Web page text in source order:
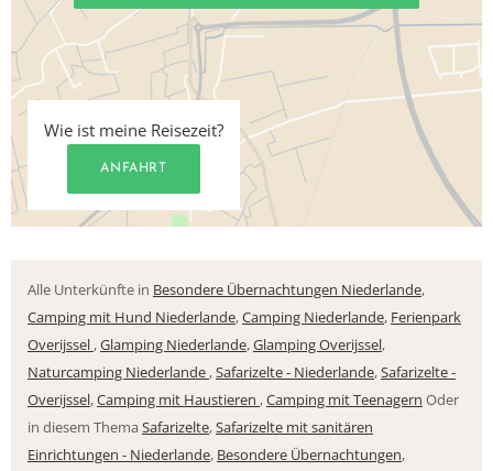
Wie ist meine Reisezeit?
ANFAHRT
Alle Unterkünfte in Besondere Übernachtungen Niederlande,
Camping mit Hund Niederlande,Camping Niederlande, Ferienpark
Overijssel ,Glamping Niederlande,Glamping Overijssel,
Naturcamping Niederlande ,Safarizelte - Niederlande,Safarizelte -
Overijssel,Camping mit Haustieren ,Camping mit Teenagern Oder
in diesem ThemaSafarizelte,Safarizelte mit sanitären
Einrichtungen - Niederlande, Besondere Übernachtungen,